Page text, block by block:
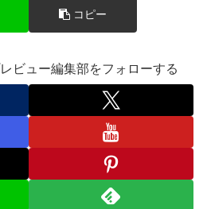
コピー
ビュー編集部をフォローする